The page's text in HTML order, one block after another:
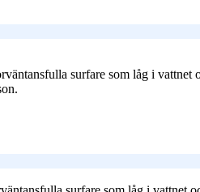
surfare som låg i